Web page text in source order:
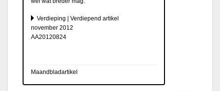
Verdieping | Verdiepend artikel
november 2012
AA20120824
Maandbladartikel